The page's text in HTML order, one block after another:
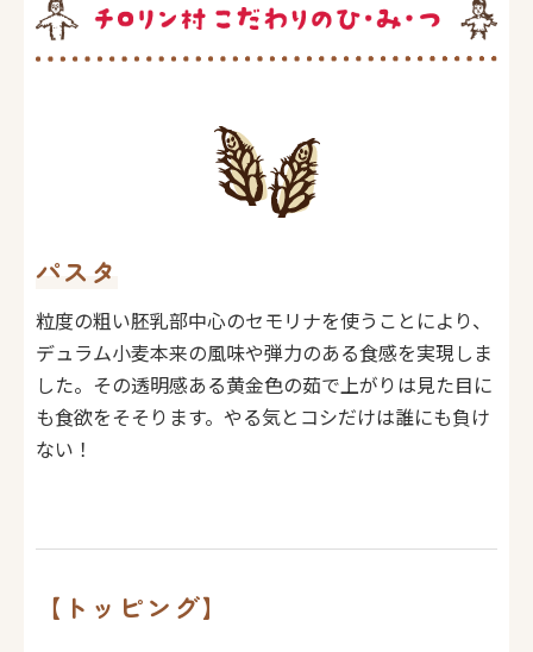
パスタ
粒度の粗い胚乳部中心のセモリナを使うことにより、
デュラム小麦本来の風味や弾力のある食感を実現しま
した。その透明感ある黄金色の茹で上がりは見た目に
も食欲をそそります。やる気とコシだけは誰にも負け
ない！
【トッピング】